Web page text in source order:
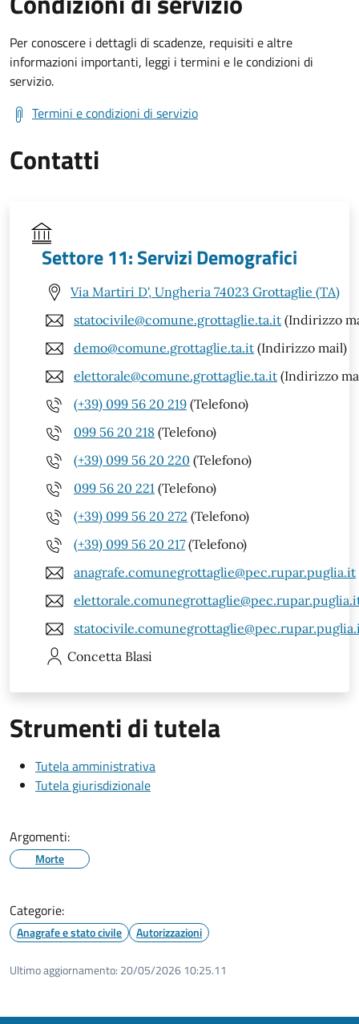
Per conoscere i dettagli di scadenze, requisiti e altre
informazioni importanti, leggi i termini e le condizioni di
servizio.
Termini e condizioni di servizio
Contatti
Settore 11: Servizi Demografici
Via Martiri D', Ungheria 74023 Grottaglie (TA)
statocivile@comune.grottaglie.ta.it (Indirizzo
demo@comune.grottaglie.ta.it (Indirizzo mail)
elettorale@comune.grottaglie.ta.it (Indirizzo
(+39) 099 56 20 219 (Telefono)
099 56 20 218 (Telefono)
(+39) 099 56 20 220 (Telefono)
099 56 20 221 (Telefono)
(+39) 099 56 20 272 (Telefono)
(+39) 099 56 20 217 (Telefono)
anagrafe.comunegrottaglie@pec.rupar.puglia.it
Concetta Blasi
Strumenti di tutela
Tutela amministrativa
Tutela giurisdizionale
Argomenti:
Morte
Categorie:
Anagrafe e stato civile Autorizzazioni
Ultimo aggiornamento: 20/05/2026 10:25.11